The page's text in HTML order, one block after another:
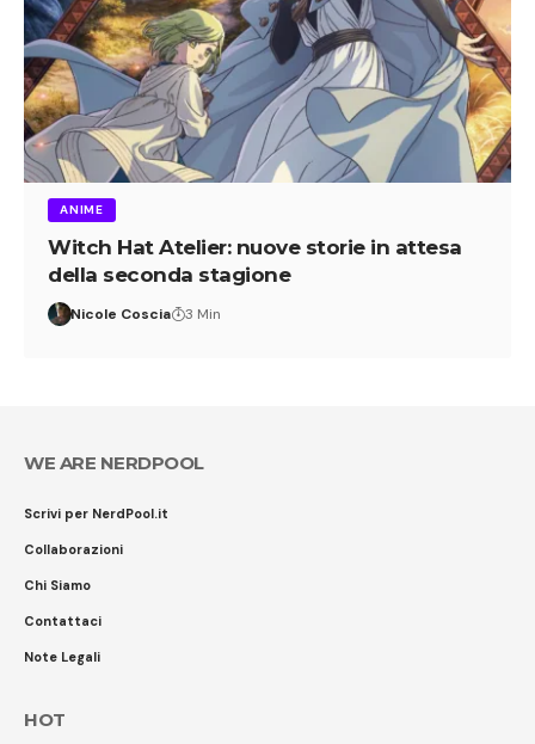
ANIME
Witch Hat Atelier: nuove storie in attesa
della seconda stagione
Nicole Coscia 3 Min
WE ARE NERDPOOL
Scrivi per NerdPool.it
Collaborazioni
Chi Siamo
Contattaci
Note Legali
HOT